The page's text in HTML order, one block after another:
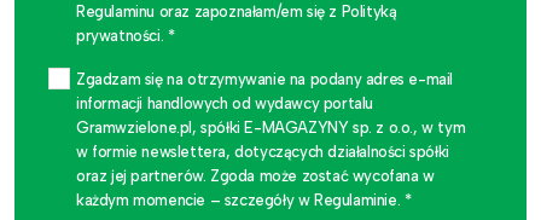
Regulaminu oraz zapoznałam/em się z Polityką
prywatności. *
Zgadzam się na otrzymywanie na podany adres e-mail
informacji handlowych od wydawcy portalu
Gramwzielone.pl, spółki E-MAGAZYNY sp. z o.o., w tym
w formie newslettera, dotyczących działalności spółki
oraz jej partnerów. Zgoda może zostać wycofana w
każdym momencie – szczegóły w Regulaminie. *